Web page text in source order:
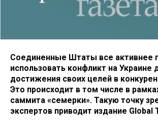
Соединенные Штаты все активнее
использовать конфликт на Украине
достижения своих целей в
Это происходит в том числе в
саммита «семерки». Такую точку
экспертов приводит издание Global